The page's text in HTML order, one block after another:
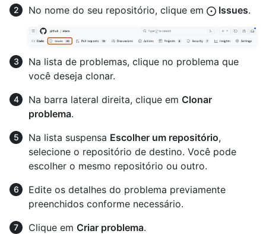
No nome do seu repositório, clique em
Issues.
Na lista de problemas, clique no problema que
você deseja clonar.
Na barra lateral direita, clique em Clonar
problema.
Na lista suspensa Escolher um repositório,
selecione o repositório de destino. Você pode
escolher o mesmo repositório ou outro.
Edite os detalhes do problema previamente
preenchidos conforme necessário.
Clique em Criar problema.